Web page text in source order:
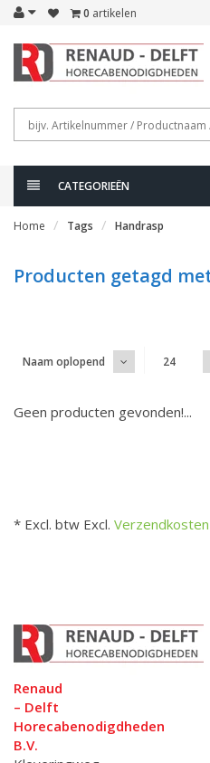
0 artikelen
CATEGORIEËN
Home Tags Handrasp
Producten getagd
Naam oplopend 24
Geen producten gevonden!...
* Excl. btw Excl. Verzendkosten
Renaud
– Delft
Horecabenodigdheden
B.V.